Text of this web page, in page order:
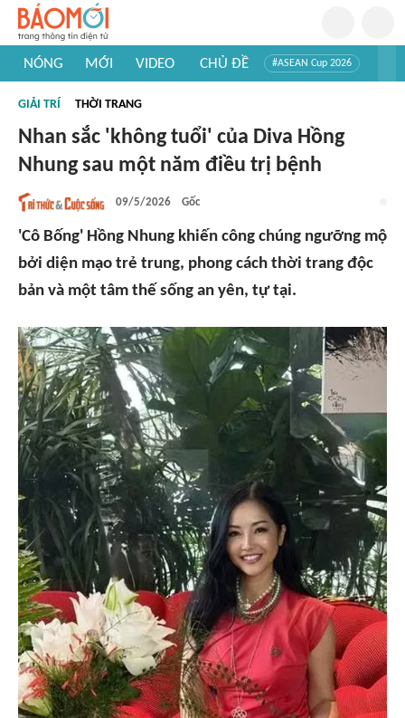
NÓNG MỚI VIDEO CHỦ ĐỀ #ASEAN Cup 2026
#Khám phá thế giới
GIẢI TRÍ THỜI TRANG
Nhan sắc 'không tuổi' của Diva Hồng
Nhung sau một năm điều trị bệnh
09/5/2026 Gốc
'Cô Bống' Hồng Nhung khiến công chúng ngưỡng mộ
bởi diện mạo trẻ trung, phong cách thời trang độc
bản và một tâm thế sống an yên, tự tại.